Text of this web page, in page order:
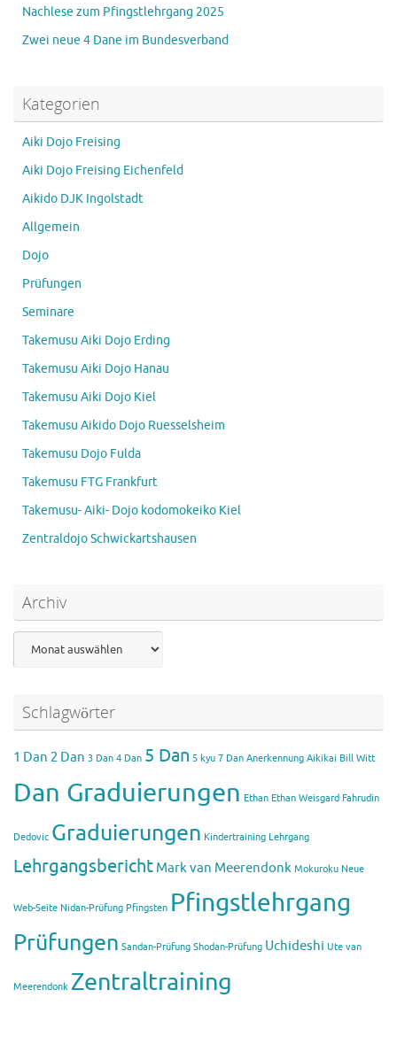
Nachlese zum Pfingstlehrgang 2025
Zwei neue 4 Dane im Bundesverband
Kategorien
Aiki Dojo Freising
Aiki Dojo Freising Eichenfeld
Aikido DJK Ingolstadt
Allgemein
Dojo
Prüfungen
Seminare
Takemusu Aiki Dojo Erding
Takemusu Aiki Dojo Hanau
Takemusu Aiki Dojo Kiel
Takemusu Aikido Dojo Ruesselsheim
Takemusu Dojo Fulda
Takemusu FTG Frankfurt
Takemusu- Aiki- Dojo kodomokeiko Kiel
Zentraldojo Schwickartshausen
Archiv
Schlagwörter
1 Dan 2 Dan 3 Dan 4 Dan 5 Dan 5 kyu 7 Dan Anerkennung Aikikai Bill Witt
Dan Graduierungen Ethan Ethan Weisgard Fahrudin
Dedovic Graduierungen Kindertraining Lehrgang
Lehrgangsbericht Mark van Meerendonk Mokuroku Neue
Web-Seite Nidan-Prüfung Pfingsten Pfingstlehrgang
Prüfungen Sandan-Prüfung Shodan-Prüfung Uchideshi Ute van
Meerendonk Zentraltraining